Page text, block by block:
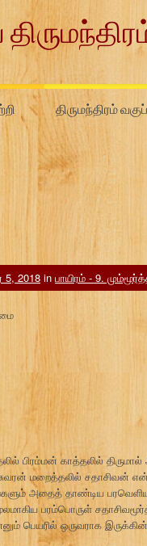
திருமந்திரம்
5, 2018 in பாயிரம் - 9.
காத்தலில் திருமால்
மறைத்தலில் சதாசிவன்
அதைத் தாண்டிய
பரம்பொருள்
பெயரில் ஒருவராக